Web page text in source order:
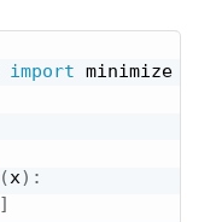
import minimize
(x) :
]